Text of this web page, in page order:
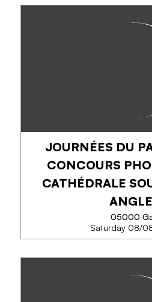
SUR LE MONDE DE
Venez découvrir un
récentes d'œuvres et
Achille Mauzan réalisé au
JOURNÉES DU
CONCOURS
CATHÉDRALE
05000
Saturday 08/
CONCOURS
CATHÉDRALE